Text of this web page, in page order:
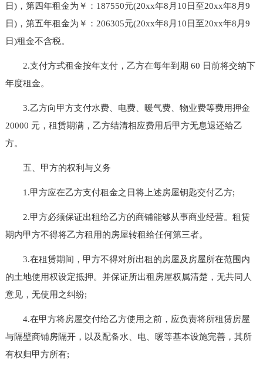
日)，第四年租金为￥：187550元(20xx年8月10日至20xx年8月9
日)，第五年租金为￥：206305元(20xx年8月10日至20xx年8月9
日)租金不含税。
2.支付方式租金按年支付，乙方在每年到期 60 日前将交纳下
年度租金。
3.乙方向甲方支付水费、电费、暖气费、物业费等费用押金
20000 元，租赁期满，乙方结清相应费用后甲方无息退还给乙
方。
五、甲方的权利与义务
1.甲方应在乙方支付租金之日将上述房屋钥匙交付乙方;
2.甲方必须保证出租给乙方的商铺能够从事商业经营。租赁
期内甲方不得将乙方租用的房屋转租给任何第三者。
3.在租赁期间，甲方不得对所出租的房屋及房屋所在范围内
的土地使用权设定抵押。并保证所出租房屋权属清楚，无共同人
意见，无使用之纠纷;
4.在甲方将房屋交付给乙方使用之前，应负责将所租赁房屋
与隔壁商铺房隔开，以及配备水、电、暖等基本设施完善，其所
有权归甲方所有;